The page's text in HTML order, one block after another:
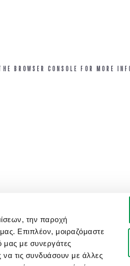
την παροχή
Επιπλέον, μοιραζόμαστε
μας με συνεργάτες
τις συνδυάσουν με άλλες
BROWSER CONSOLE FOR MORE